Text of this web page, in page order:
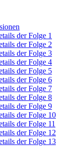
der Folge 1
der Folge 2
der Folge 3
der Folge 4
der Folge 5
der Folge 6
der Folge 7
der Folge 8
der Folge 9
der Folge 10
der Folge 11
der Folge 12
der Folge 13